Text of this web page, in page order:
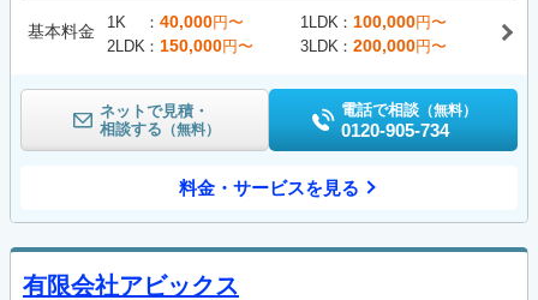
基本料金 1K 40,000円〜 1LDK 100,000円〜
2LDK
150,000円〜 3LDK 200,000円〜
ネットで見積・
相談する （無料）
電話で相談 （無料）
0120-905-734
料金・サービスを見る
有限会社アビックス